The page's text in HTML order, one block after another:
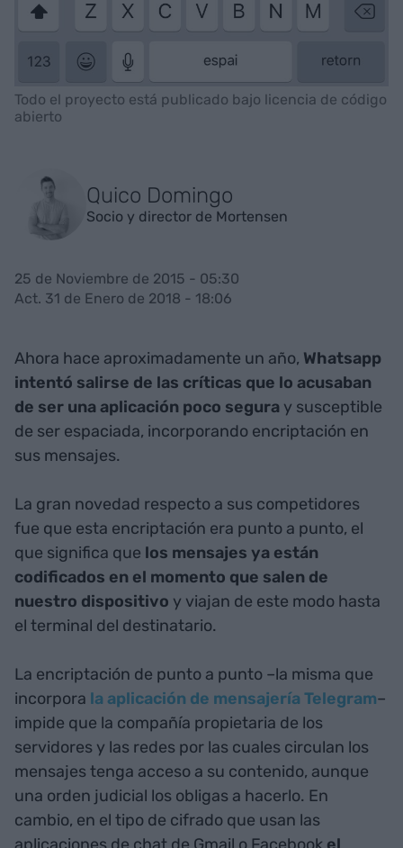
Todo el proyecto está publicado bajo licencia de código
abierto
Quico Domingo
Socio y director de Mortensen
25 de Noviembre de 2015 - 05:30
Act. 31 de Enero de 2018 - 18:06
Ahora hace aproximadamente un año, Whatsapp
intentó salirse de las críticas que lo acusaban
de ser una aplicación poco segura y susceptible
de ser espaciada, incorporando encriptación en
sus mensajes.
La gran novedad respecto a sus competidores
fue que esta encriptación era punto a punto, el
que significa que los mensajes ya están
codificados en el momento que salen de
nuestro dispositivo y viajan de este modo hasta
el terminal del destinatario.
La encriptación de punto a punto –la misma que
incorpora la aplicación de mensajería Telegram–
impide que la compañía propietaria de los
servidores y las redes por las cuales circulan los
mensajes tenga acceso a su contenido, aunque
una orden judicial los obligas a hacerlo. En
cambio, en el tipo de cifrado que usan las